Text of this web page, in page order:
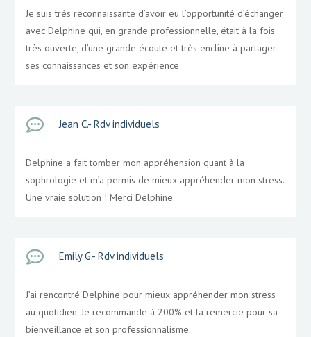
Je suis très reconnaissante d’avoir eu l’opportunité d’échanger
avec Delphine qui, en grande professionnelle, était à la fois
très ouverte, d’une grande écoute et très encline à partager
ses connaissances et son expérience.
 Jean C.- Rdv individuels
Delphine a fait tomber mon appréhension quant à la
sophrologie et m’a permis de mieux appréhender mon stress.
Une vraie solution ! Merci Delphine.
 Emily G.- Rdv individuels
J’ai rencontré Delphine pour mieux appréhender mon stress
au quotidien. Je recommande à 200% et la remercie pour sa
bienveillance et son professionnalisme.